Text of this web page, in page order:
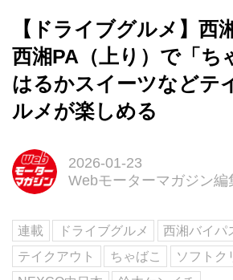
【ドライブグルメ】西
西湘PA（上り）で「ち
はるかスイーツなどテ
ルメが楽しめる
2026-01-23
Webモーターマガジン編
連載 ドライブグルメ 西湘バイパ
テイクアウト
ちゃばこ ソフトク